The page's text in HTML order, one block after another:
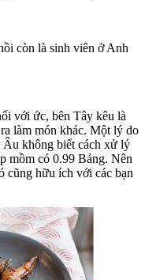
còn là sinh viên ở Anh
với ức, bên Tây kêu là
làm món khác. Một lý do
không biết cách xử lý
mồm có 0.99 Bảng. Nên
cũng hữu ích với các bạn